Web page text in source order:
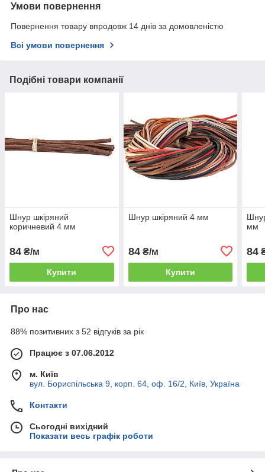
Умови повернення
Повернення товару впродовж 14 днів за домовленістю
Всі умови повернення
Подібні товари компанії
Шнур шкіряний
коричневий 4 мм
84 ₴/м
Купити
Шнур шкіряний 4 мм
84₴/м
Купити
мм
84
Про нас
88% позитивних з 52 відгуків за рік
Працює з 07.06.2012
м. Київ
вул. Бориспільська 9, корп. 64, оф. 16/2, Київ, Україна
Контакти
Сьогодні вихідний
Показати весь графік роботи